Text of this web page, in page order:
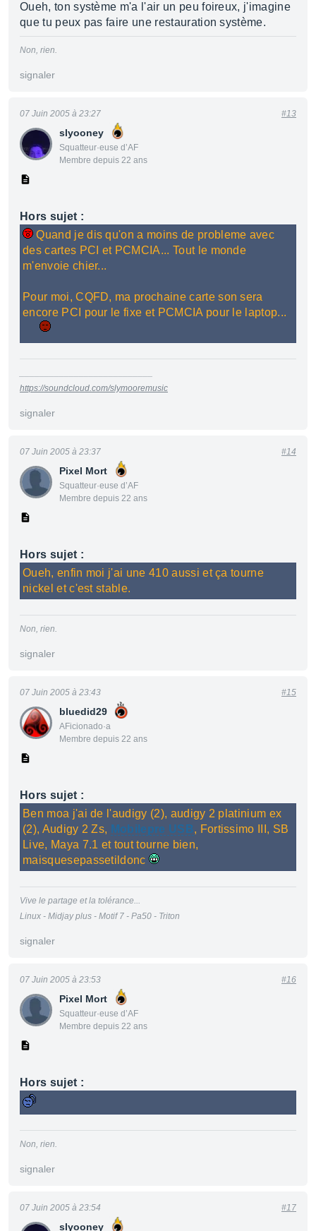
Oueh, ton système m'a l'air un peu foireux, j'imagine
que tu peux pas faire une restauration système.
Non, rien.
signaler
slyooney
Squatteur·euse d’AF
Membre depuis 22 ans
07 Juin 2005 à 23:27 #13
Hors sujet :
Quand je dis qu'on a moins de probleme avec
des cartes PCI et PCMCIA... Tout le monde
m'envoie chier...
Pour moi, CQFD, ma prochaine carte son sera
encore PCI pour le fixe et PCMCIA pour le laptop...
https://soundcloud.com/slymooremusic
signaler
Pixel Mort
Squatteur·euse d’AF
Membre depuis 22 ans
07 Juin 2005 à 23:37 #14
Hors sujet :
Oueh, enfin moi j'ai une 410 aussi et ça tourne
nickel et c'est stable.
Non, rien.
signaler
bluedid29
AFicionado·a
Membre depuis 22 ans
07 Juin 2005 à 23:43 #15
Hors sujet :
Ben moa j'ai de l'audigy (2), audigy 2 platinium ex
(2), Audigy 2 Zs, Mobilepre USB, Fortissimo III, SB
Live, Maya 7.1 et tout tourne bien,
maisquesepassetildonc
Vive le partage et la tolérance...
Linux - Midjay plus - Motif 7 - Pa50 - Triton
signaler
Pixel Mort
Squatteur·euse d’AF
Membre depuis 22 ans
07 Juin 2005 à 23:53 #16
Hors sujet :
Non, rien.
signaler
slyooney
07 Juin 2005 à 23:54 #17